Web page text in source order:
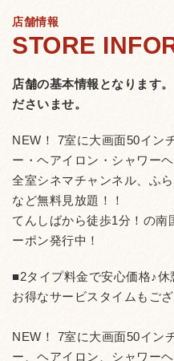
店舗情報
店舗の基本情報となります。
ださいませ。
NEW！ 7室に大画面50イン
ー・ヘアイロン・シャワー
全室シネマチャンネル、ふ
など無料見放題！！
てんしばから徒歩1分！の
ーポン発行中！
■2タイプ料金で安心価格♪休
お得なサービスタイムもご
NEW！ 7室に大画面50イン
ー、ヘアイロン、シャワー